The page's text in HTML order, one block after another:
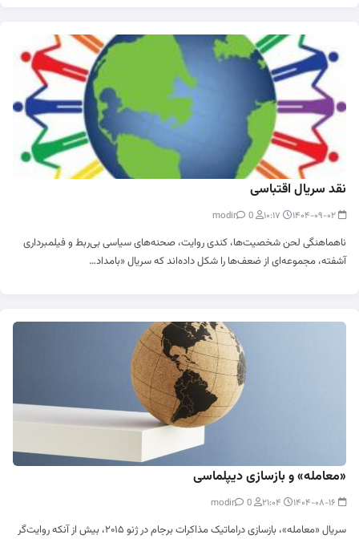
نقد سریال اقتباسی
0
ناهماهنگی لحن شخصیت‌ها، کندی روایت، صحنه‌های سیاسی بی‌ربط و فیلمبرداری
آشفته، مجموعه‌ای از ضعف‌ها را شکل داده‌اند که سریال «بامداد…
«معامله» و بازسازی دیپلماسی
0
سریال «معامله»، بازسازی دراماتیک مذاکرات برجام در ژنو ۲۰۱۵، بیش از آنکه روایت‌گر